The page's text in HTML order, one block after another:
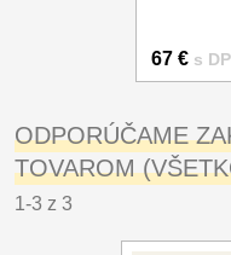
67 € s
ODPORÚČAME
TOVAROM
1-3 z 3